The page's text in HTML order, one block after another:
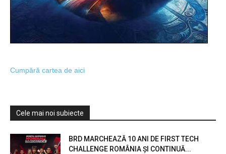
Cumpără cartea de aici
Cele mai noi subiecte
BRD MARCHEAZĂ 10 ANI DE FIRST TECH
CHALLENGE ROMÂNIA ȘI CONTINUĂ...